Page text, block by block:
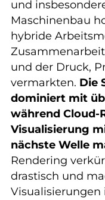
und
Maschinenbau
hybride
und der Druck,
vermarkten. Die
dominiert mit
während Cloud-
Visualisierung
nächste Welle
Rendering
drastisch und
Visualisierungen